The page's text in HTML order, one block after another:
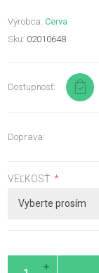
Výrobca: Cerva
Sku: 02010648
Dostupnosť:
Doprava:
VEĽKOSŤ: *